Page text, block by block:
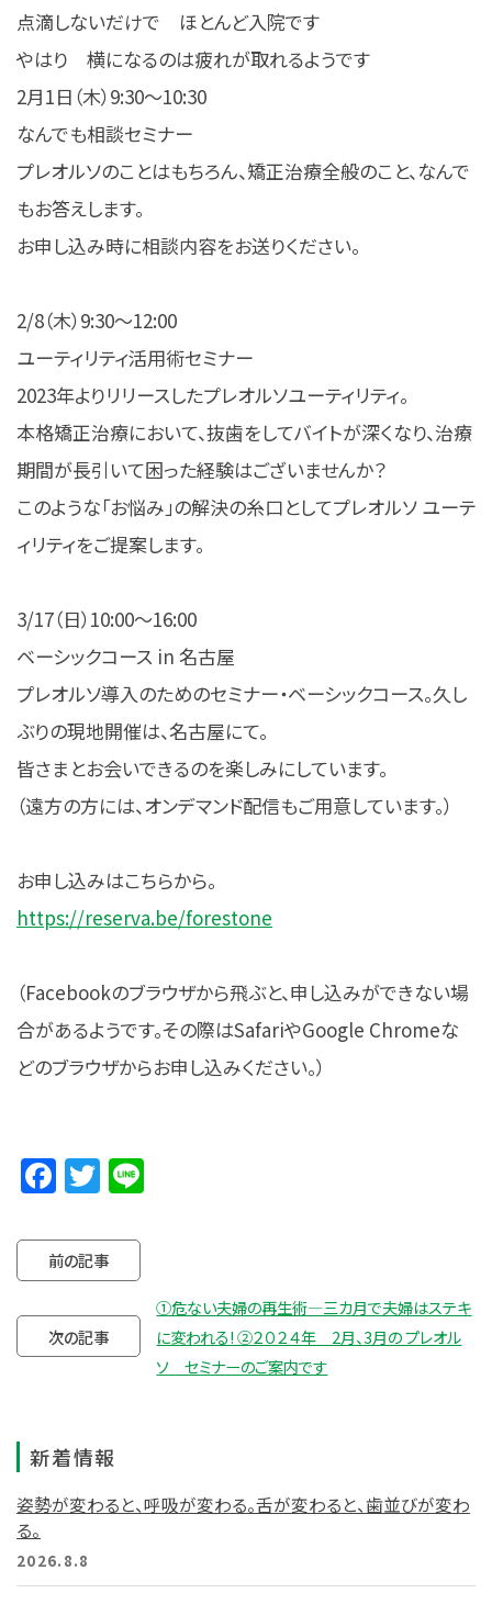
点滴しないだけで ほとんど入院です
やはり 横になるのは疲れが取れるようです
2月1日（木）9:30〜10:30
なんでも相談セミナー
プレオルソのことはもちろん、矯正治療全般のこと、なんで
もお答えします。
お申し込み時に相談内容をお送りください。
2/8（木）9:30〜12:00
ユーティリティ活用術セミナー
2023年よりリリースしたプレオルソユーティリティ。
本格矯正治療において、抜歯をしてバイトが深くなり、治療
期間が長引いて困った経験はございませんか？
このような「お悩み」の解決の糸口としてプレオルソ ユーテ
ィリティをご提案します。
3/17（日）10:00〜16:00
ベーシックコース in 名古屋
プレオルソ導入のためのセミナー・ベーシックコース。久し
ぶりの現地開催は、名古屋にて。
皆さまとお会いできるのを楽しみにしています。
（遠方の方には、オンデマンド配信もご用意しています。）
お申し込みはこちらから。
https://reserva.be/forestone
（Facebookのブラウザから飛ぶと、申し込みができない場
合があるようです。その際はSafariやGoogle Chromeな
どのブラウザからお申し込みください。）
Facebook
Twitter
前の記事
次の記事
①危ない夫婦の再生術―三カ月で夫婦はステキ
に変われる! ②２０２４年 2月、3月の プレオル
ソ セミナーのご案内です
新着情報
姿勢が変わると、呼吸が変わる。舌が変わると、歯並びが変わ
る。
2026.8.8